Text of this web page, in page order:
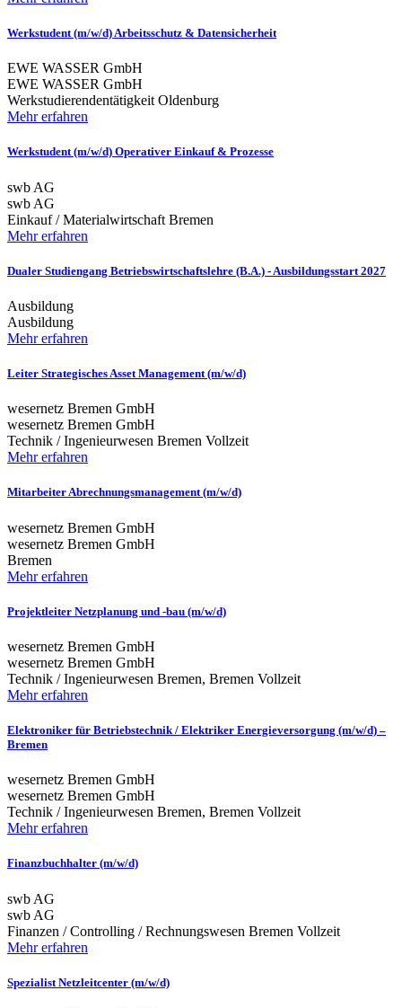
Werkstudent (m/w/d) Arbeitsschutz & Datensicherheit
EWE WASSER GmbH
EWE WASSER GmbH
Werkstudierendentätigkeit Oldenburg
Mehr erfahren
Werkstudent (m/w/d) Operativer Einkauf & Prozesse
swb AG
swb AG
Einkauf / Materialwirtschaft Bremen
Mehr erfahren
Dualer Studiengang Betriebswirtschaftslehre (B.A.) - Ausbildungsstart 2027
Ausbildung
Ausbildung
Mehr erfahren
Leiter Strategisches Asset Management (m/w/d)
wesernetz Bremen GmbH
wesernetz Bremen GmbH
Technik / Ingenieurwesen Bremen Vollzeit
Mehr erfahren
Mitarbeiter Abrechnungsmanagement (m/w/d)
wesernetz Bremen GmbH
wesernetz Bremen GmbH
Bremen
Mehr erfahren
Projektleiter Netzplanung und -bau (m/w/d)
wesernetz Bremen GmbH
wesernetz Bremen GmbH
Technik / Ingenieurwesen Bremen, Bremen Vollzeit
Mehr erfahren
Elektroniker für Betriebstechnik / Elektriker Energieversorgung (m/w/d) –
Bremen
wesernetz Bremen GmbH
wesernetz Bremen GmbH
Technik / Ingenieurwesen Bremen, Bremen Vollzeit
Mehr erfahren
Finanzbuchhalter (m/w/d)
swb AG
swb AG
Finanzen / Controlling / Rechnungswesen Bremen Vollzeit
Mehr erfahren
Spezialist Netzleitcenter (m/w/d)